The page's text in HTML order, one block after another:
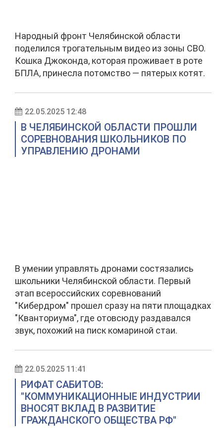
Народный фронт Челябинской области
поделился трогательным видео из зоны СВО.
Кошка Джоконда, которая проживает в роте
БПЛА, принесла потомство — пятерых котят.
22.05.2025 12:48
В ЧЕЛЯБИНСКОЙ ОБЛАСТИ ПРОШЛИ
СОРЕВНОВАНИЯ ШКОЛЬНИКОВ ПО
УПРАВЛЕНИЮ ДРОНАМИ
В умении управлять дронами состязались
школьники Челябинской области. Первый
этап всероссийских соревнований
"Кибердром" прошел сразу на пяти площадках
"Кванториума", где отовсюду раздавался
звук, похожий на писк комариной стаи.
22.05.2025 11:41
РИФАТ САБИТОВ:
"КОММУНИКАЦИОННЫЕ ИНДУСТРИИ
ВНОСЯТ ВКЛАД В РАЗВИТИЕ
ГРАЖДАНСКОГО ОБЩЕСТВА РФ"